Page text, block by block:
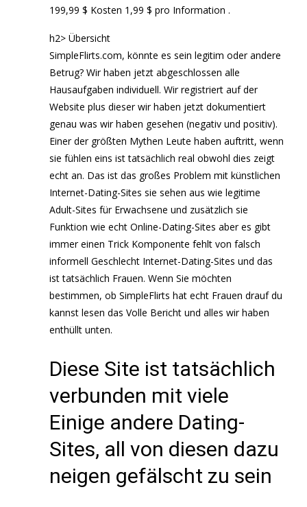
199,99 $ Kosten 1,99 $ pro Information .
h2> Übersicht
SimpleFlirts.com, könnte es sein legitim oder andere
Betrug? Wir haben jetzt abgeschlossen alle
Hausaufgaben individuell. Wir registriert auf der
Website plus dieser wir haben jetzt dokumentiert
genau was wir haben gesehen (negativ und positiv).
Einer der größten Mythen Leute haben auftritt, wenn
sie fühlen eins ist tatsächlich real obwohl dies zeigt
echt an. Das ist das großes Problem mit künstlichen
Internet-Dating-Sites sie sehen aus wie legitime
Adult-Sites für Erwachsene und zusätzlich sie
Funktion wie echt Online-Dating-Sites aber es gibt
immer einen Trick Komponente fehlt von falsch
informell Geschlecht Internet-Dating-Sites und das
ist tatsächlich Frauen. Wenn Sie möchten
bestimmen, ob SimpleFlirts hat echt Frauen drauf du
kannst lesen das Volle Bericht und alles wir haben
enthüllt unten.
Diese Site ist tatsächlich
verbunden mit viele
Einige andere Dating-
Sites, all von diesen dazu
neigen gefälscht zu sein